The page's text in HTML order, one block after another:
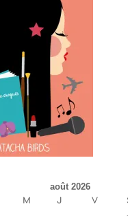
août 2026
M J V